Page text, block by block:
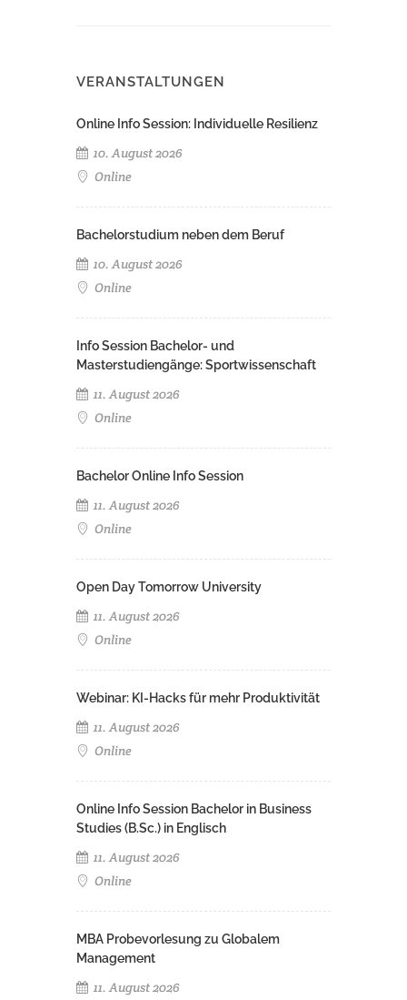
VERANSTALTUNGEN
Online Info Session: Individuelle Resilienz
10. August 2026
Online
Bachelorstudium neben dem Beruf
10. August 2026
Online
Info Session Bachelor- und
Masterstudiengänge: Sportwissenschaft
11. August 2026
Online
Bachelor Online Info Session
11. August 2026
Online
Open Day Tomorrow University
11. August 2026
Online
Webinar: KI-Hacks für mehr Produktivität
11. August 2026
Online
Online Info Session Bachelor in Business
Studies (B.Sc.) in Englisch
11. August 2026
Online
MBA Probevorlesung zu Globalem
Management
11. August 2026